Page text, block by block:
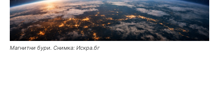
Магнитни бури. Снимка: Искра.бг